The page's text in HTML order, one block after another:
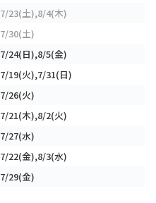
7/23(土),8/4(木)
7/30(土)
7/24(日),8/5(金)
7/19(火),7/31(日)
7/26(火)
7/21(木),8/2(火)
7/27(水)
7/22(金),8/3(水)
7/29(金)